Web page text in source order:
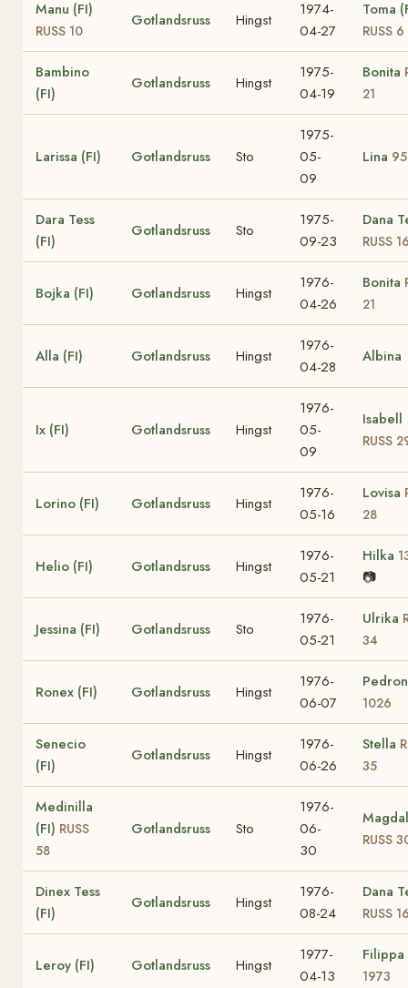
Manu (FI)
RUSS 10
Gotlandsruss Hingst
1974-
04-27
Toma
RUSS 6
Bambino
(FI)
Gotlandsruss Hingst
1975-
04-19
Bonita
21
Larissa (FI) Gotlandsruss Sto
1975-
05-
09
Lina
Dara Tess
(FI)
Gotlandsruss Sto
1975-
09-23
Dana
RUSS
Bojka (FI) Gotlandsruss Hingst
1976-
04-26
Bonita
21
Alla (FI) Gotlandsruss Hingst
1976-
04-28
Albina
Ix (FI) Gotlandsruss Hingst
1976-
05-
09
Isabell
RUSS
Lorino (FI) Gotlandsruss Hingst
1976-
05-16
Lovisa
28
Helio (FI) Gotlandsruss Hingst
1976-
05-21
Hilka
📷
Jessina (FI) Gotlandsruss Sto
1976-
05-21
Ulrika
34
Ronex (FI) Gotlandsruss Hingst
1976-
06-07
1026
Senecio
(FI)
Gotlandsruss Hingst
1976-
06-26
Stella
35
Medinilla
(FI) RUSS
58
Gotlandsruss Sto
1976-
06-
30
RUSS
Dinex Tess
(FI)
Gotlandsruss Hingst
1976-
08-24
Dana
RUSS
Leroy (FI) Gotlandsruss Hingst
1977-
04-13
Filippa
1973